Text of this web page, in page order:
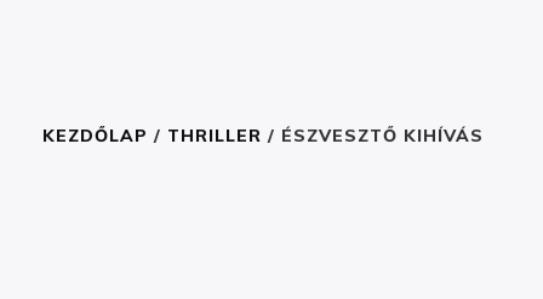
KEZDŐLAP / THRILLER / ÉSZVESZTŐ KIHÍVÁS